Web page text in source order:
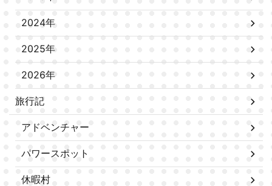
2024年
2025年
2026年
旅行記
アドベンチャー
パワースポット
休暇村